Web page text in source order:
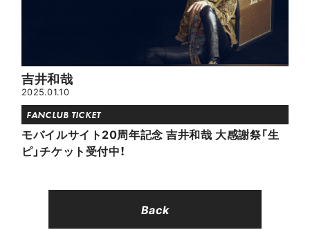
吉井和哉
2025.01.10
FANCLUB TICKET
モバイルサイト20周年記念 吉井和哉 大感謝祭「生
ピ」チケット受付中！
Back